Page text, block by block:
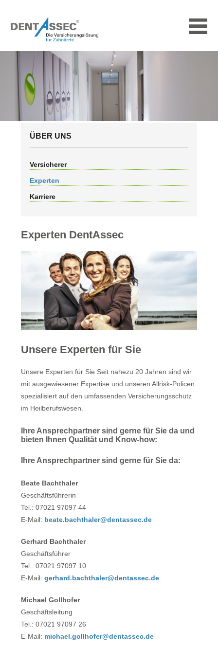
ÜBER UNS
Versicherer
Experten
Karriere
Experten DentAssec
Unsere Experten für Sie
Unsere Experten für Sie Seit nahezu 20 Jahren sind wir
mit ausgewiesener Expertise und unseren Allrisk-Policen
spezialisiert auf den umfassenden Versicherungsschutz
im Heilberufswesen.
Ihre Ansprechpartner sind gerne für Sie da und
bieten Ihnen Qualität und Know-how:
Ihre Ansprechpartner sind gerne für Sie da:
Beate Bachthaler
Geschäftsführerin
Tel.: 07021 97097 44
E-Mail: beate.bachthaler@dentassec.de
Gerhard Bachthaler
Geschäftsführer
Tel.: 07021 97097 10
E-Mail: gerhard.bachthaler@dentassec.de
Michael Gollhofer
Geschäftsleitung
Tel.: 07021 97097 26
E-Mail: michael.gollhofer@dentassec.de